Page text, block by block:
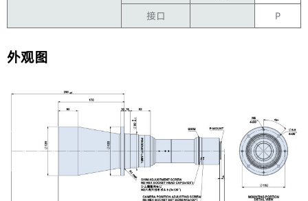
接口
P
外观图